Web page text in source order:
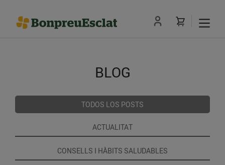
BLOG
TODOS LOS POSTS
ACTUALITAT
CONSELLS I HÀBITS SALUDABLES